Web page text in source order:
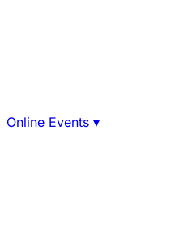
Online Events ▾